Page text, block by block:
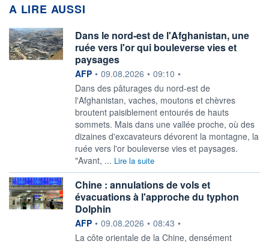
A LIRE AUSSI
Dans le nord-est de l'Afghanistan, une
ruée vers l'or qui bouleverse vies et
paysages
information fournie par
AFP • 09.08.2026 • 09:10 •
Dans des pâturages du nord-est de
l'Afghanistan, vaches, moutons et chèvres
broutent paisiblement entourés de hauts
sommets. Mais dans une vallée proche, où des
dizaines d'excavateurs dévorent la montagne, la
ruée vers l'or bouleverse vies et paysages.
"Avant, ... Lire la suite
Chine : annulations de vols et
évacuations à l'approche du typhon
Dolphin
information fournie par
AFP • 09.08.2026 • 08:43 •
La côte orientale de la Chine, densément